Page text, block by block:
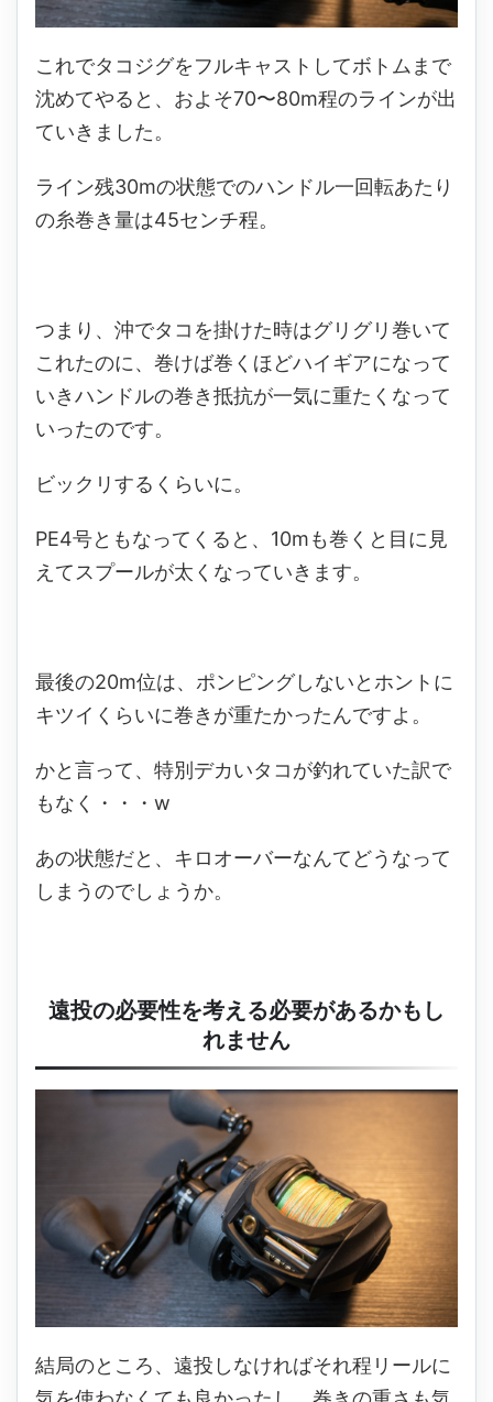
これでタコジグをフルキャストしてボトムまで
沈めてやると、およそ70〜80m程のラインが出
ていきました。
ライン残30mの状態でのハンドル一回転あたり
の糸巻き量は45センチ程。
つまり、沖でタコを掛けた時はグリグリ巻いて
これたのに、巻けば巻くほどハイギアになって
いきハンドルの巻き抵抗が一気に重たくなって
いったのです。
ビックリするくらいに。
PE4号ともなってくると、10mも巻くと目に見
えてスプールが太くなっていきます。
最後の20m位は、ポンピングしないとホントに
キツイくらいに巻きが重たかったんですよ。
かと言って、特別デカいタコが釣れていた訳で
もなく・・・w
あの状態だと、キロオーバーなんてどうなって
しまうのでしょうか。
遠投の必要性を考える必要があるかもし
れません
結局のところ、遠投しなければそれ程リールに